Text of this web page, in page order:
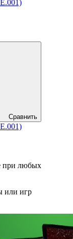
Сравнить
при любых
или игр